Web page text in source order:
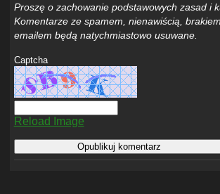
Proszę o zachowanie podstawowych zasad i
Komentarze ze spamem, nienawiścią,
emailem będą natychmiastowo usuwane.
Captcha
Reload Image